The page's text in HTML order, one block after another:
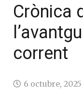
Crònica
corrent
6 octubre, 2025